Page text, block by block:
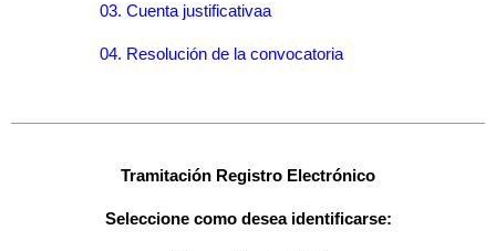
03. Cuenta justificativaa
04. Resolución de la convocatoria
Tramitación Registro Electrónico
Seleccione como desea identificarse: